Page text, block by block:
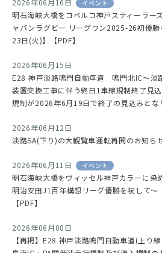
2026年06月16日 イベント
明石海峡大橋をコベルコ神戸スティーラー
ャパンラグビー リーグワン2025-26初優
23日(火)】【PDF】
2026年06月15日
E28 神戸淡路鳴門自動車道 鳴門北IC～淡
装置交換工事に伴う終日1車線規制終了見
規制が2026年6月19日で終了の見込みとな
2026年06月12日
淡路SA(下り)の大観覧車運転再開のお知ら
2026年06月11日 イベント
明石海峡大橋をヴィッセル神戸カラーに染
明治安田J1百年構想リーグ優勝を祝して～
【PDF】
2026年06月08日
【再掲】E28 神戸淡路鳴門自動車道(上